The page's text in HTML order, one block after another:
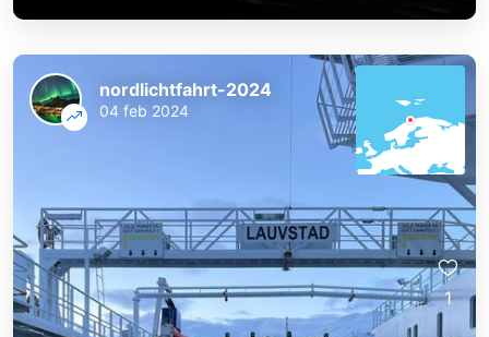
nordlichtfahrt-2024
04 feb 2024
1